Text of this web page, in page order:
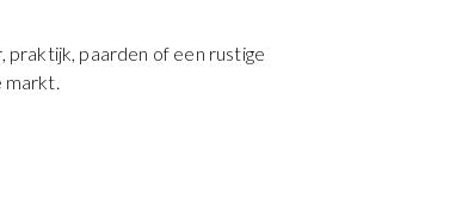
paarden of een rustige
markt.